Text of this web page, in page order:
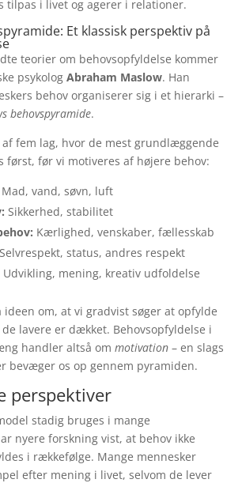
tilpas i livet og agerer i relationer.
Et klassisk perspektiv på
teorier om behovsopfyldelse kommer
psykologAbraham Maslow. Han
behov organiserer sig i et hierarki –
behovspyramide.
fem lag, hvor de mest grundlæggende
først, før vi motiveres af højere behov:
Mad, vand, søvn, luft
Sikkerhed, stabilitet
Kærlighed, venskaber, fællesskab
Selvrespekt, status, andres respekt
Udvikling, mening, kreativ udfoldelse
ideen om, at vi gradvist søger at opfylde
lavere er dækket. Behovsopfyldelse i
handler altså ommotivation – en slags
bevæger os op gennem pyramiden.
perspektiver
stadig bruges i mange
nyere forskning vist, at behov ikke
i rækkefølge. Mange mennesker
efter mening i livet, selvom de lever